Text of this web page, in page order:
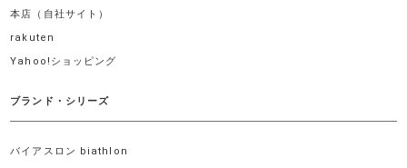
本店（自社サイト）
rakuten
Yahoo!ショッピング
ブランド・シリーズ
バイアスロン biathlon